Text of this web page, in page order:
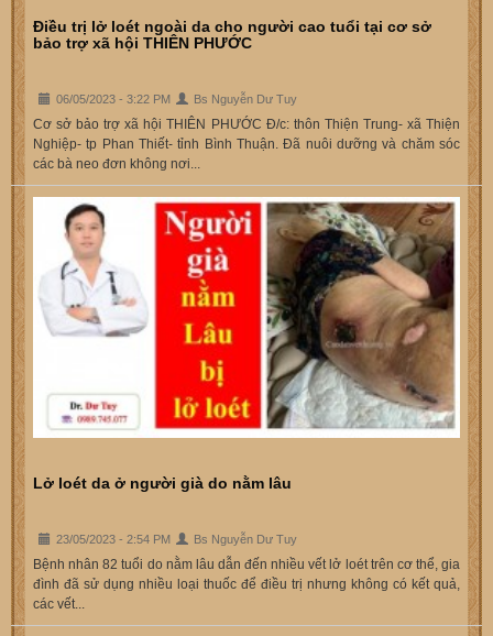
Điều trị lở loét ngoài da cho người cao tuổi tại cơ sở
bảo trợ xã hội THIÊN PHƯỚC
06/05/2023 - 3:22 PM Bs Nguyễn Dư Tuy
Cơ sở bảo trợ xã hội THIÊN PHƯỚC Đ/c: thôn Thiện Trung- xã Thiện
Nghiệp- tp Phan Thiết- tỉnh Bình Thuận. Đã nuôi dưỡng và chăm sóc
các bà neo đơn không nơi...
Lở loét da ở người già do nằm lâu
23/05/2023 - 2:54 PM Bs Nguyễn Dư Tuy
Bệnh nhân 82 tuổi do nằm lâu dẫn đến nhiều vết lở loét trên cơ thể, gia
đình đã sử dụng nhiều loại thuốc để điều trị nhưng không có kết quả,
các vết...